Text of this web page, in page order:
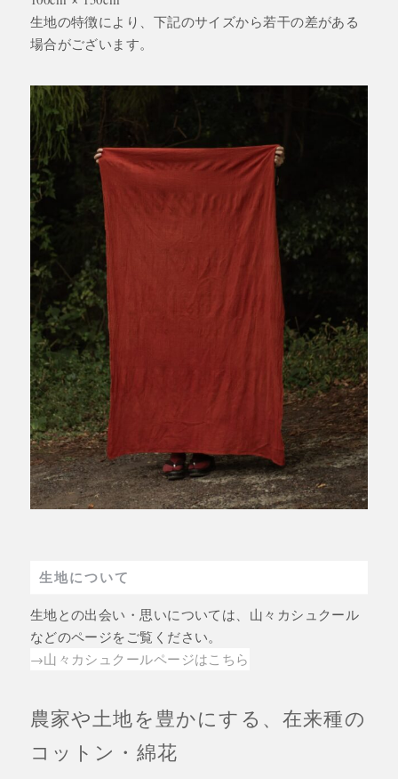
生地の特徴により、下記のサイズから若干の差がある
場合がございます。
生地について
生地との出会い・思いについては、山々カシュクール
などのページをご覧ください。
→山々カシュクールページはこちら
農家や土地を豊かにする、在来種の
コットン・綿花